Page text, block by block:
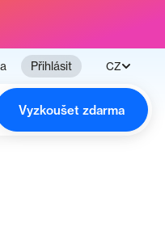
Přihlásit CZ
Vyzkoušet zdarma